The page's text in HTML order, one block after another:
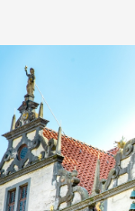
springen